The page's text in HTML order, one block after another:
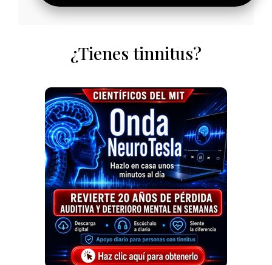
¿Tienes tinnitus?